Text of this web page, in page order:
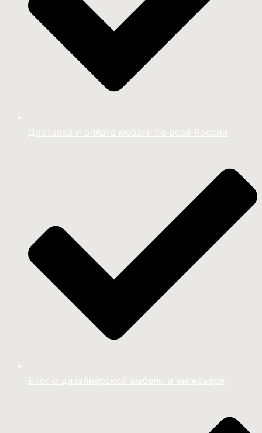
Доставка и оплата мебели по всей России
Блог о дизайнерской мебели и интерьере